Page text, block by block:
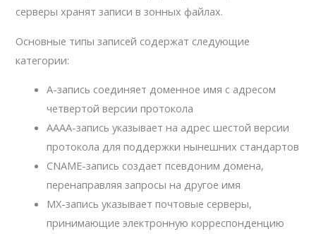
серверы хранят записи в зонных файлах.
Основные типы записей содержат следующие
категории:
A-запись соединяет доменное имя с адресом
четвертой версии протокола
AAAA-запись указывает на адрес шестой версии
протокола для поддержки нынешних стандартов
CNAME-запись создает псевдоним домена,
перенаправляя запросы на другое имя
MX-запись указывает почтовые серверы,
принимающие электронную корреспонденцию